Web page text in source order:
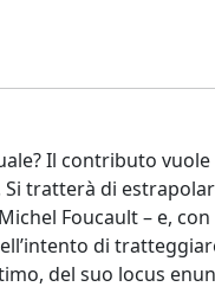
Il contributo
tratterà di
Foucault – e,
di
del suo locus